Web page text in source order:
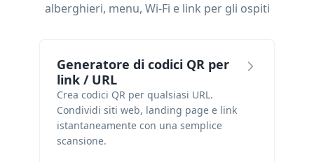
alberghieri, menu, Wi-Fi e link per gli ospiti
Generatore di codici QR per
link / URL
Crea codici QR per qualsiasi URL.
Condividi siti web, landing page e link
istantaneamente con una semplice
scansione.